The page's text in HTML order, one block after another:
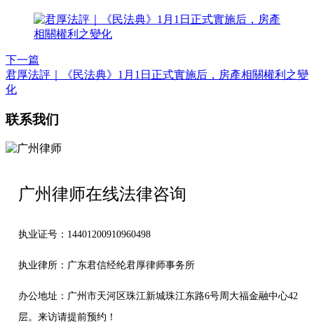
下一篇
君厚法評｜《民法典》1月1日正式實施后，房產相關權利之變
化
联系我们
广州律师在线法律咨询
执业证号：14401200910960498
执业律所：广东君信经纶君厚律师事务所
办公地址： 广州市天河区珠江新城珠江东路6号周大福金融中心42
层。来访请提前预约！